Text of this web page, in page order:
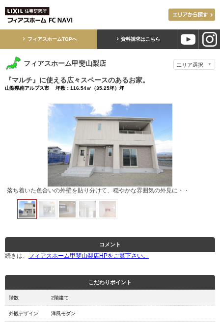
フィアスホームTOPへ 資料請求はこちら
フィアスホーム甲斐山梨店
『マルチ』に使える広々スペースのあるお家。
山梨県南アルプス市 坪数：116.54㎡（35.25坪）坪
玄関ドアを明けると、開放的なスペースが広がります。
コメント
続きは、 フィアスホーム甲斐山梨店HPをご覧下さい。
こだわりポイント
階数 2階建て
外観デザイン 洋風モダン